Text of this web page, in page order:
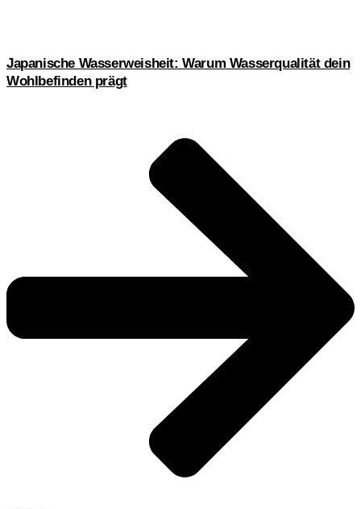
Japanische Wasserweisheit: Warum Wasserqualität dein
Wohlbefinden prägt